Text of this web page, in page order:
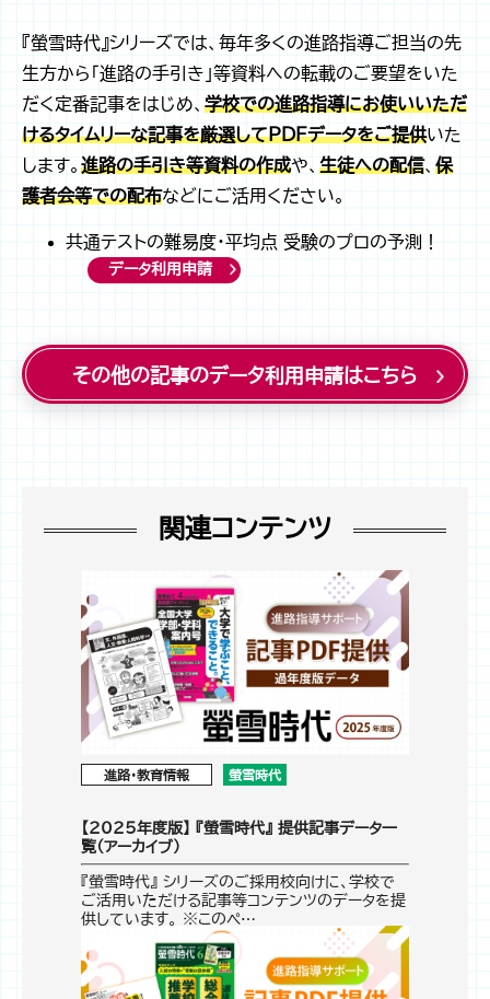
『螢雪時代』シリーズでは、毎年多くの進路指導ご担当の先
生方から「進路の手引き」等資料への転載のご要望をいた
だく定番記事をはじめ、 学校での進路指導にお使いいただ
けるタイムリーな記事を厳選してPDFデータをご提供いた
します。 進路の手引き等資料の作成や、 生徒への配信、 保
護者会等での配布などにご活用ください。
共通テストの難易度・平均点 受験のプロの予測！
データ利用申請
その他の記事のデータ利用申請はこちら
関連コンテンツ
進路・教育情報 螢雪時代
【2025年度版】 『螢雪時代』 提供記事データ一
覧（アーカイブ）
『螢雪時代』 シリーズのご採用校向けに、学校で
ご活用いただける記事等コンテンツのデータを提
供しています。 ※このペ…